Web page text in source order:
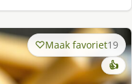
Maak favoriet19
👍